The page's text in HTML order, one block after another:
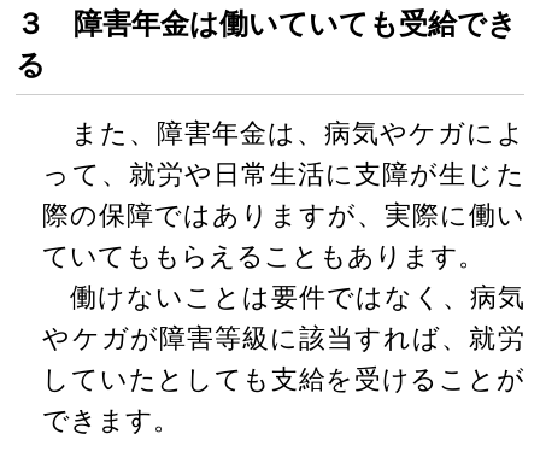
３ 障害年金は働いていても受給でき
る
また、障害年金は、病気やケガによ
って、就労や日常生活に支障が生じた
際の保障ではありますが、実際に働い
ていてももらえることもあります。
働けないことは要件ではなく、病気
やケガが障害等級に該当すれば、就労
していたとしても支給を受けることが
できます。